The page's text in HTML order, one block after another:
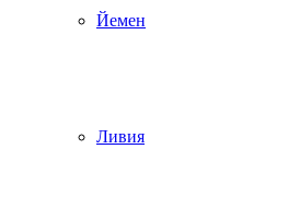
Йемен
Ливия